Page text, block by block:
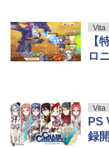
Vita
【
ロ
Vita
PS
録